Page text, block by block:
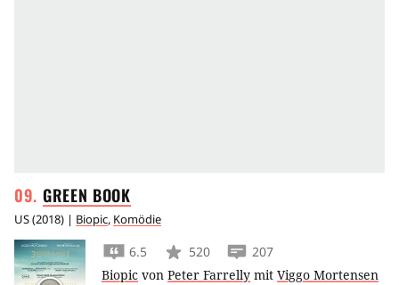
GREEN BOOK
US(2018) | Biopic, Komödie
6.5 520
207
Biopic von Peter Farrelly mit Viggo Mortensen